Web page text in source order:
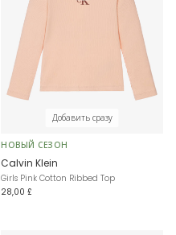
Добавить сразу
НОВЫЙ СЕЗОН
Calvin Klein
Girls Pink Cotton Ribbed Top
28,00 £